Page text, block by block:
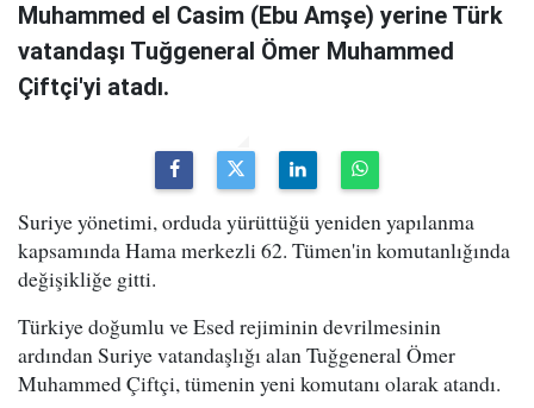
Muhammed el Casim (Ebu Amşe) yerine Türk
vatandaşı Tuğgeneral Ömer Muhammed
Çiftçi'yi atadı.
Suriye yönetimi, orduda yürüttüğü yeniden yapılanma
kapsamında Hama merkezli 62. Tümen'in komutanlığında
değişikliğe gitti.
Türkiye doğumlu ve Esed rejiminin devrilmesinin
ardından Suriye vatandaşlığı alan Tuğgeneral Ömer
Muhammed Çiftçi, tümenin yeni komutanı olarak atandı.